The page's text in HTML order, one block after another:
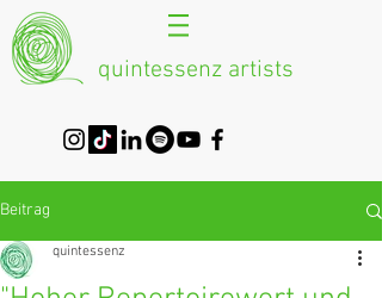
quintessenz artists
Beitrag
quintessenz